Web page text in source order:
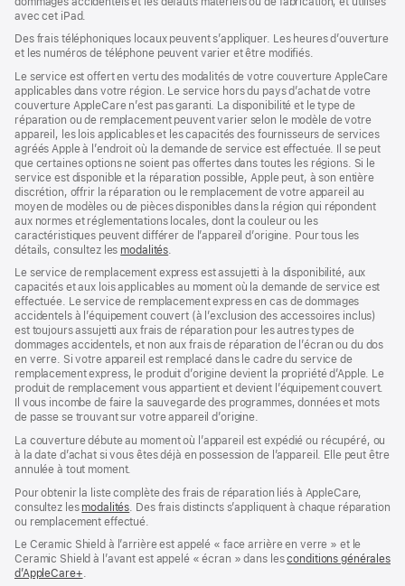
avec cet iPad.
Des frais téléphoniques locaux peuvent s’appliquer. Les heures d’ouverture
et les numéros de téléphone peuvent varier et être modifiés.
Le service est offert en vertu des modalités de votre couverture AppleCare
applicables dans votre région. Le service hors du pays d’achat de votre
couverture AppleCare n’est pas garanti. La disponibilité et le type de
réparation ou de remplacement peuvent varier selon le modèle de votre
appareil, les lois applicables et les capacités des fournisseurs de services
agréés Apple à l’endroit où la demande de service est effectuée. Il se peut
que certaines options ne soient pas offertes dans toutes les régions. Si le
service est disponible et la réparation possible, Apple peut, à son entière
discrétion, offrir la réparation ou le remplacement de votre appareil au
moyen de modèles ou de pièces disponibles dans la région qui répondent
aux normes et réglementations locales, dont la couleur ou les
caractéristiques peuvent différer de l’appareil d’origine. Pour tous les
détails, consultez les modalités
une
nouvelle
fenêtre)
Le service de remplacement express est assujetti à la disponibilité, aux
capacités et aux lois applicables au moment où la demande de service est
effectuée. Le service de remplacement express en cas de dommages
accidentels à l’équipement couvert (à l’exclusion des accessoires inclus)
est toujours assujetti aux frais de réparation pour les autres types de
dommages accidentels, et non aux frais de réparation de l’écran ou du dos
en verre. Si votre appareil est remplacé dans le cadre du service de
remplacement express, le produit d’origine devient la propriété d’Apple. Le
produit de remplacement vous appartient et devient l’équipement couvert.
Il vous incombe de faire la sauvegarde des programmes, données et mots
de passe se trouvant sur votre appareil d’origine.
La couverture débute au moment où l’appareil est expédié ou récupéré, ou
à la date d’achat si vous êtes déjà en possession de l’appareil. Elle peut être
annulée à tout moment.
Pour obtenir la liste complète des frais de réparation liés à AppleCare,
consultez les modalités (s’ouvre
dans
nouvelle
fenêtre)
. Des frais distincts s’appliquent à chaque réparation
ou remplacement effectué.
Le Ceramic Shield à l’arrière est appelé « face arrière en verre » et le
Ceramic Shield à l’avant est appelé « écran » dans lesconditions générales
d’AppleCare+(s’ouvre
.